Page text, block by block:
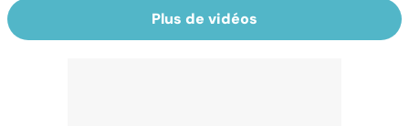
Plus de vidéos